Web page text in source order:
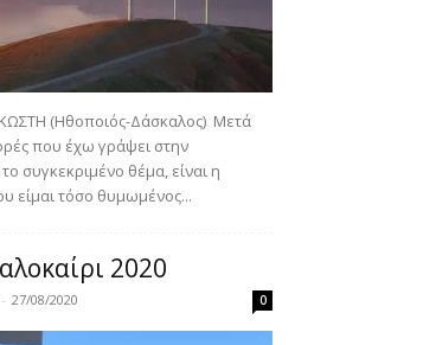
(Ηθοποιός-Δάσκαλος) Μετά
που έχω γράψει στην
συγκεκριμένο θέμα, είναι η
είμαι τόσο θυμωμένος...
2020
- 27/08/2020 0